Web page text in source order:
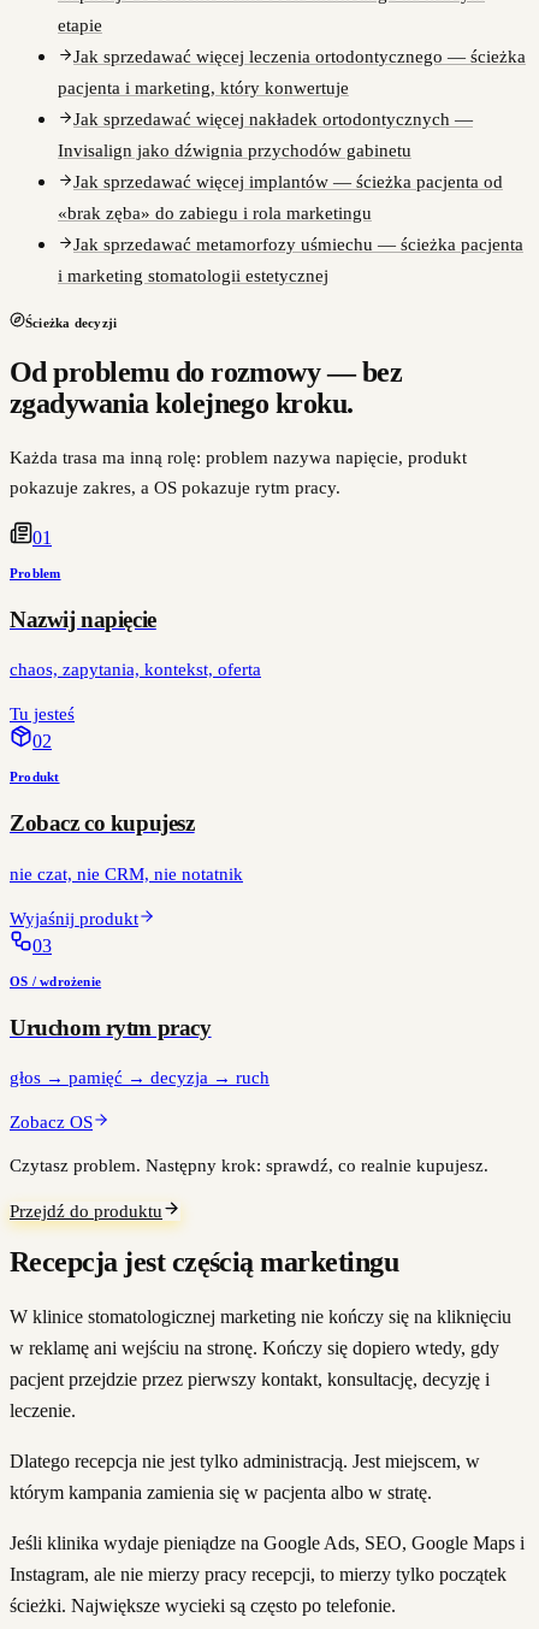
etapie
Jak sprzedawać więcej leczenia ortodontycznego — ścieżka
pacjenta i marketing, który konwertuje
Jak sprzedawać więcej nakładek ortodontycznych —
Invisalign jako dźwignia przychodów gabinetu
Jak sprzedawać więcej implantów — ścieżka pacjenta od
«brak zęba» do zabiegu i rola marketingu
Jak sprzedawać metamorfozy uśmiechu — ścieżka pacjenta
i marketing stomatologii estetycznej
Ścieżka decyzji
Od problemu do rozmowy — bez
zgadywania kolejnego kroku.
Każda trasa ma inną rolę: problem nazywa napięcie, produkt
pokazuje zakres, a OS pokazuje rytm pracy.
01
Problem
Nazwij napięcie
chaos, zapytania, kontekst, oferta
Tu jesteś
02
Produkt
Zobacz co kupujesz
nie czat, nie CRM, nie notatnik
Wyjaśnij produkt
03
OS / wdrożenie
Uruchom rytm pracy
głos → pamięć → decyzja → ruch
Zobacz OS
Czytasz problem. Następny krok: sprawdź, co realnie kupujesz.
Przejdź do produktu
Recepcja jest częścią marketingu
W klinice stomatologicznej marketing nie kończy się na kliknięciu
w reklamę ani wejściu na stronę. Kończy się dopiero wtedy, gdy
pacjent przejdzie przez pierwszy kontakt, konsultację, decyzję i
leczenie.
Dlatego recepcja nie jest tylko administracją. Jest miejscem, w
którym kampania zamienia się w pacjenta albo w stratę.
Jeśli klinika wydaje pieniądze na Google Ads, SEO, Google Maps i
Instagram, ale nie mierzy pracy recepcji, to mierzy tylko początek
ścieżki. Największe wycieki są często po telefonie.